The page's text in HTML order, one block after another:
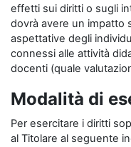
effetti sui diritti o sugli
dovrà avere un impatto
aspettative degli
connessi alle attività
docenti (quale
Modalità di
Per esercitare i diritti
al Titolare al seguente